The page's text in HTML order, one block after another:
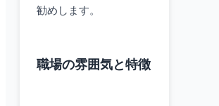
勧めします。
職場の雰囲気と特徴